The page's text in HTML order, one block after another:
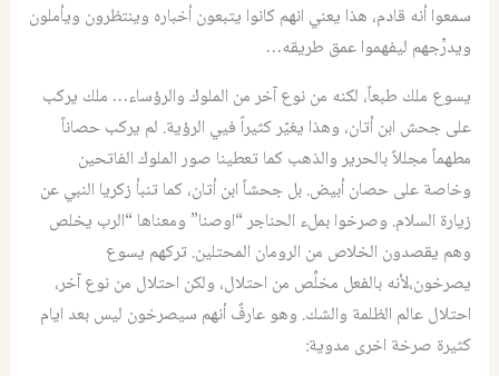
سمعوا أنه قادم، هذا يعني انهم كانوا يتبعون أخباره وينتظرون ويأملون
ويدرِّجهم ليفهموا عمق طريقه…
يسوع ملك طبعاً، لكنه من نوع آخر من الملوك والرؤساء… ملك يركب
على جحش ابن أتان، وهذا يغيّر كثيراً فيي الرؤية. لم يركب حصاناً
مطهماً مجللاً بالحرير والذهب كما تعطينا صور الملوك الفاتحين
وخاصة على حصان أبيض. بل جحشاً ابن أتان، كما تنبأ زكريا النبي عن
زيارة السلام. وصرخوا بملء الحناجر “اوصنا” ومعناها “الرب يخلص
وهم يقصدون الخلاص من الرومان المحتلين. تركهم يسوع
يصرخون،لأنه بالفعل مخلِّص من احتلال، ولكن احتلال من نوع آخر،
احتلال عالم الظلمة والشك. وهو عارفٌ أنهم سيصرخون ليس بعد ايام
كثيرة صرخة اخرى مدوية: